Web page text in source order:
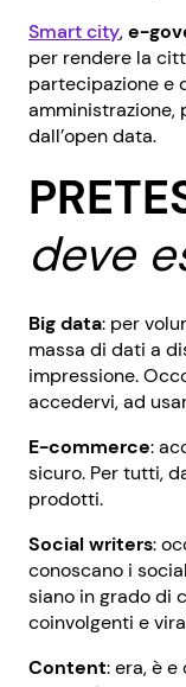
Smart city,e-
per rendere la
partecipazione e
amministrazione,
dall’open data.
deve
Big data: per
massa di dati a
impressione.
accedervi, ad
E-commerce:
sicuro. Per tutti,
prodotti.
Social writers:
conoscano i
siano in grado di
coinvolgenti e
Content: era, è